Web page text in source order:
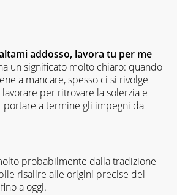
addosso, lavora tu per me
un significato molto chiaro: quando
a mancare, spesso ci si rivolge
per ritrovare la solerzia e
a termine gli impegni da
probabilmente dalla tradizione
risalire alle origini precise del
a oggi.